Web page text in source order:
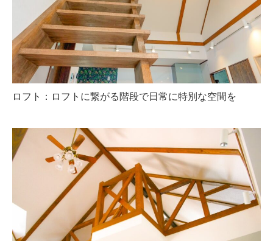
ロフト：ロフトに繋がる階段で日常に特別な空間を